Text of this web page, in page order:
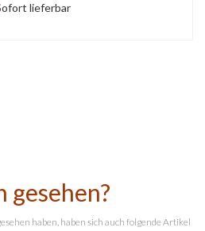
lieferbar
gesehen?
haben, haben sich auch folgende Artikel